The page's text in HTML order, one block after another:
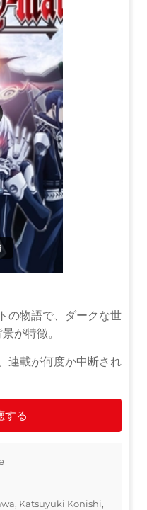
の物語で、ダークな世
が特徴。
連載が何度か中断され
する
Katsuyuki Konishi,